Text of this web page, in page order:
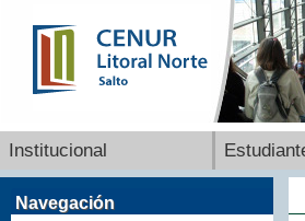
Institucional
Navegación